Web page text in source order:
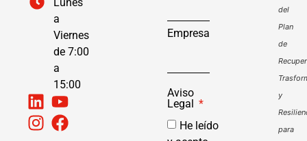
a
Viernes
de 7:00
a
15:00
Empresa
Aviso
Legal
He leído
del
Plan
de
y
para